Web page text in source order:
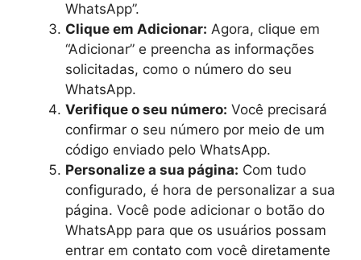
WhatsApp”.
Clique em Adicionar: Agora, clique em
“Adicionar” e preencha as informações
solicitadas, como o número do seu
WhatsApp.
Verifique o seu número: Você precisará
confirmar o seu número por meio de um
código enviado pelo WhatsApp.
Personalize a sua página: Com tudo
configurado, é hora de personalizar a sua
página. Você pode adicionar o botão do
WhatsApp para que os usuários possam
entrar em contato com você diretamente